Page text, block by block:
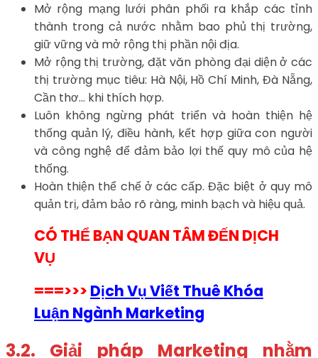
Mở rộng mạng lưới phân phối ra khắp các tỉnh
thành trong cả nước nhằm bao phủ thị trường,
giữ vững và mở rộng thị phần nội địa.
Mở rộng thị trường, đặt văn phòng đại diện ở các
thị trường mục tiêu: Hà Nội, Hồ Chí Minh, Đà Nẵng,
Cần thơ… khi thích hợp.
Luôn không ngừng phát triển và hoàn thiện hệ
thống quản lý, điều hành, kết hợp giữa con người
và công nghệ để đảm bảo lợi thế quy mô của hệ
thống.
Hoàn thiện thể chế ở các cấp. Đặc biệt ở quy mô
quản trị, đảm bảo rõ ràng, minh bạch và hiệu quả.
CÓ THỂ BẠN QUAN TÂM ĐẾN DỊCH
VỤ
===>>> Dịch Vụ Viết Thuê Khóa
Luận Ngành Marketing
3.2. Giải pháp Marketing nhằm